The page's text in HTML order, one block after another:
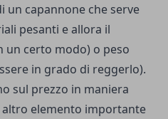
un capannone che serve
pesanti e allora il
un certo modo) o peso
in grado di reggerlo).
sul prezzo in maniera
elemento importante